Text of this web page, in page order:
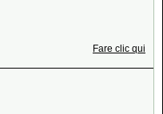
Fare clic qui